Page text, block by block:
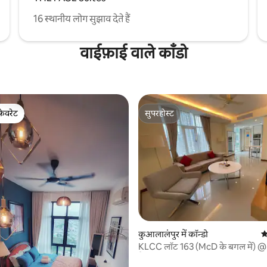
16 स्थानीय लोग सुझाव देते हैं
वाईफ़ाई वाले काँडो
सुपरहोस्ट
सुपरहोस्ट
कुआलालंपुर में कॉन्डो
KLCC लॉट 163 (McD के बगल में) @